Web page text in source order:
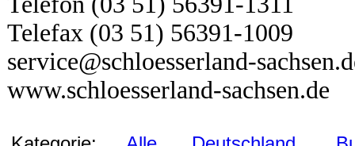
Telefax (03 51) 56391-1009
service@schloesserland-
www.schloesserland-sachsen.de